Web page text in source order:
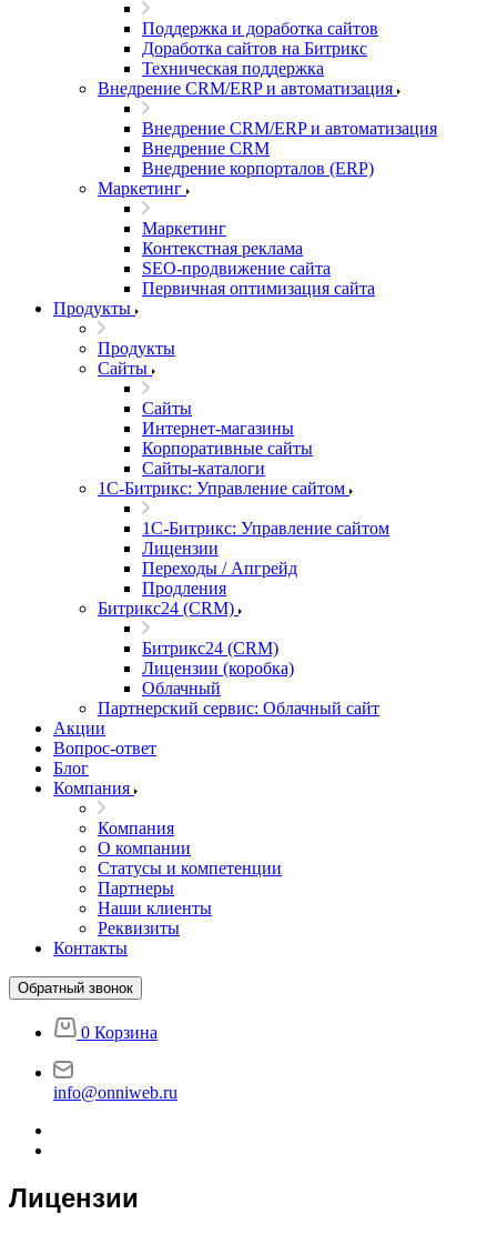
Поддержка и доработка сайтов
Доработка сайтов на Битрикс
Техническая поддержка
Внедрение CRM/ERP и автоматизация
Внедрение CRM/ERP и автоматизация
Внедрение CRM
Внедрение корпорталов (ERP)
Маркетинг
Маркетинг
Контекстная реклама
SEO-продвижение сайта
Первичная оптимизация сайта
Продукты
Продукты
Сайты
Сайты
Интернет-магазины
Корпоративные сайты
Сайты-каталоги
1С-Битрикс: Управление сайтом
1С-Битрикс: Управление сайтом
Лицензии
Переходы / Апгрейд
Продления
Битрикс24 (CRM)
Битрикс24 (CRM)
Лицензии (коробка)
Облачный
Партнерский сервис: Облачный сайт
Акции
Вопрос-ответ
Блог
Компания
Компания
О компании
Статусы и компетенции
Партнеры
Наши клиенты
Реквизиты
Контакты
Обратный звонок
0 Корзина
info@onniweb.ru
Лицензии